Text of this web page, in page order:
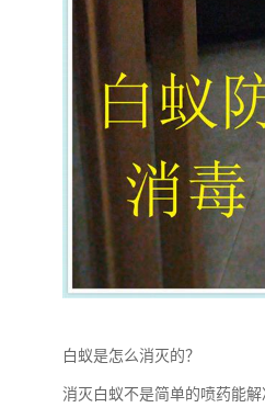
白蚁是怎么消灭的？
消灭白蚁不是简单的喷药能